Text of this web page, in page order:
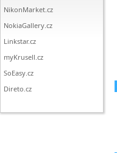
NikonMarket.cz
NokiaGallery.cz
Linkstar.cz
myKrusell.cz
SoEasy.cz
Direto.cz